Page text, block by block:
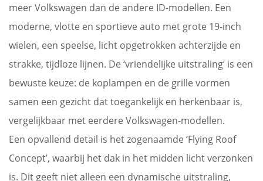
meer Volkswagen dan de andere ID-modellen. Een
moderne, vlotte en sportieve auto met grote 19-inch
wielen, een speelse, licht opgetrokken achterzijde en
strakke, tijdloze lijnen. De ‘vriendelijke uitstraling’ is een
bewuste keuze: de koplampen en de grille vormen
samen een gezicht dat toegankelijk en herkenbaar is,
vergelijkbaar met eerdere Volkswagen-modellen.
Een opvallend detail is het zogenaamde ‘Flying Roof
Concept’, waarbij het dak in het midden licht verzonken
is. Dit geeft niet alleen een dynamische uitstraling,